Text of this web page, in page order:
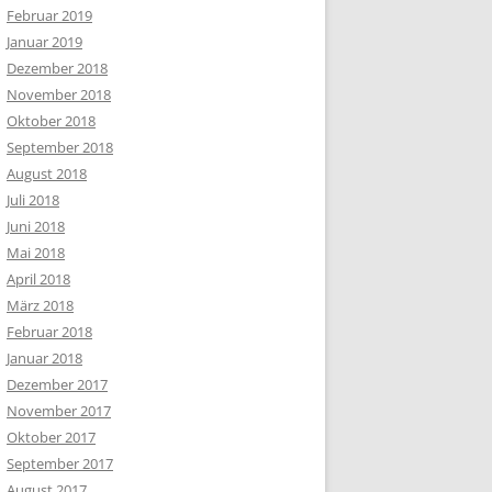
Februar 2019
Januar 2019
Dezember 2018
November 2018
Oktober 2018
September 2018
August 2018
Juli 2018
Juni 2018
Mai 2018
April 2018
März 2018
Februar 2018
Januar 2018
Dezember 2017
November 2017
Oktober 2017
September 2017